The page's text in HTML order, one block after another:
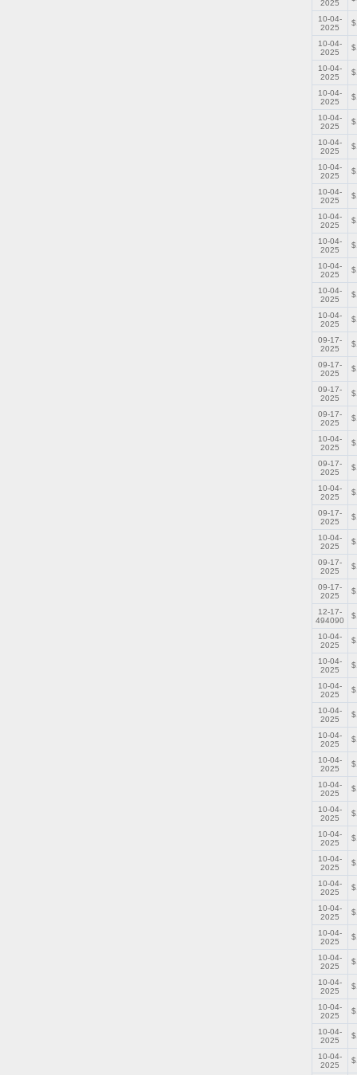
2025
10-04-
2025
10-04-
2025
10-04-
2025
10-04-
2025
10-04-
2025
10-04-
2025
10-04-
2025
10-04-
2025
10-04-
2025
10-04-
2025
10-04-
2025
10-04-
2025
10-04-
2025
09-17-
2025
09-17-
2025
09-17-
2025
09-17-
2025
10-04-
2025
09-17-
2025
10-04-
2025
09-17-
2025
10-04-
2025
09-17-
2025
09-17-
2025
12-17-
494090
10-04-
2025
10-04-
2025
10-04-
2025
10-04-
2025
10-04-
2025
10-04-
2025
10-04-
2025
10-04-
2025
10-04-
2025
10-04-
2025
10-04-
2025
10-04-
2025
10-04-
2025
10-04-
2025
10-04-
2025
10-04-
2025
10-04-
2025
10-04-
2025